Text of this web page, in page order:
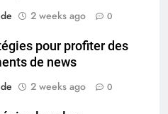
2 weeks ago 0
pour profiter des
de news
2 weeks ago 0